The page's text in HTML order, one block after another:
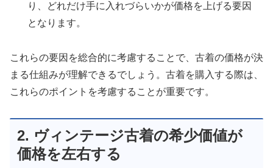
り、どれだけ手に入れづらいかが価格を上げる要因
となります。
これらの要因を総合的に考慮することで、古着の価格が決
まる仕組みが理解できるでしょう。古着を購入する際は、
これらのポイントを考慮することが重要です。
2. ヴィンテージ古着の希少価値が
価格を左右する